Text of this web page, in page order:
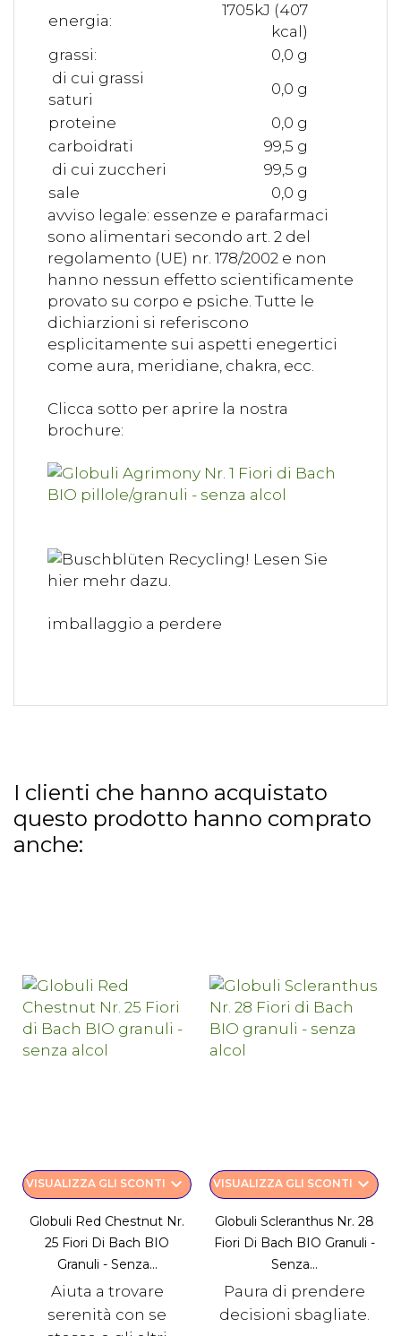
energia:
1705kJ (407
kcal)
grassi:
0,0 g
di cui grassi
saturi
0,0 g
proteine
0,0 g
carboidrati
99,5 g
di cui zuccheri
99,5 g
sale
0,0 g
avviso legale: essenze e parafarmaci
sono alimentari secondo art. 2 del
regolamento (UE) nr. 178/2002 e non
hanno nessun effetto scientificamente
provato su corpo e psiche. Tutte le
dichiarzioni si referiscono
esplicitamente sui aspetti enegertici
come aura, meridiane, chakra, ecc.
Clicca sotto per aprire la nostra
brochure:
imballaggio a perdere
I clienti che hanno acquistato
questo prodotto hanno comprato
anche:
VISUALIZZA GLI SCONTI keyboard_arrow_down
Globuli Red Chestnut Nr.
25 Fiori Di Bach BIO
Granuli - Senza...
Aiuta a trovare
serenità con se
VISUALIZZA GLI SCONTI keyboard_arrow_down
Globuli Scleranthus Nr. 28
Fiori Di Bach BIO Granuli -
Senza...
Paura di prendere
decisioni sbagliate.